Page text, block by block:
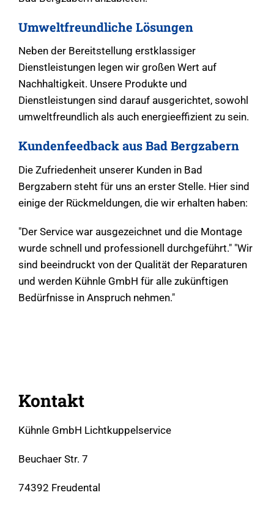
Umweltfreundliche Lösungen
Neben der Bereitstellung erstklassiger
Dienstleistungen legen wir großen Wert auf
Nachhaltigkeit. Unsere Produkte und
Dienstleistungen sind darauf ausgerichtet, sowohl
umweltfreundlich als auch energieeffizient zu sein.
Kundenfeedback aus Bad Bergzabern
Die Zufriedenheit unserer Kunden in Bad
Bergzabern steht für uns an erster Stelle. Hier sind
einige der Rückmeldungen, die wir erhalten haben:
"Der Service war ausgezeichnet und die Montage
wurde schnell und professionell durchgeführt." "Wir
sind beeindruckt von der Qualität der Reparaturen
und werden Kühnle GmbH für alle zukünftigen
Bedürfnisse in Anspruch nehmen."
Kontakt
Kühnle GmbH Lichtkuppelservice
Beuchaer Str. 7
74392 Freudental